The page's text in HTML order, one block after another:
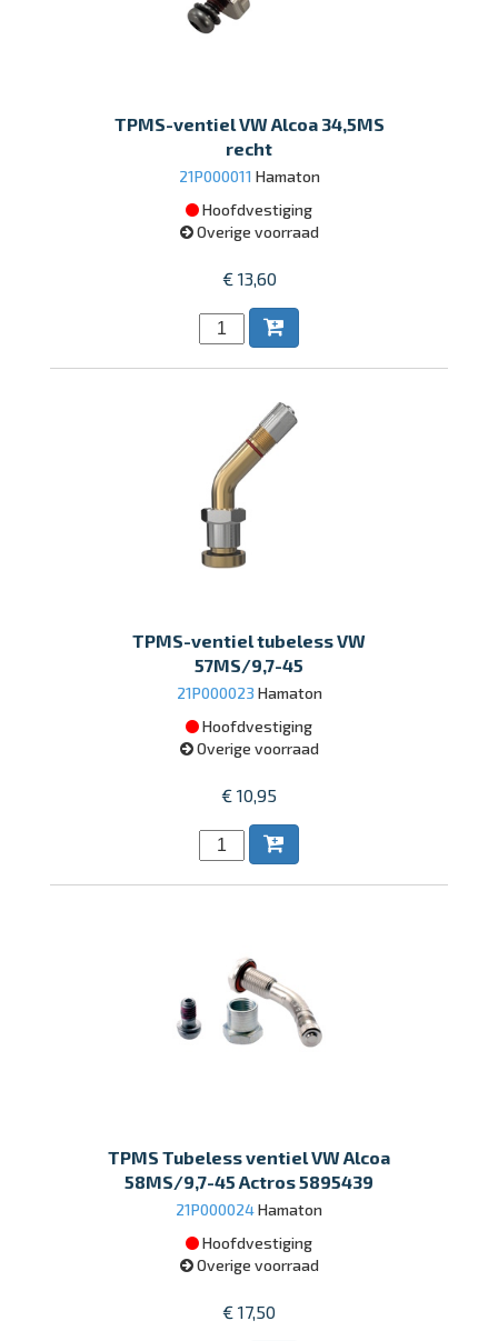
TPMS-ventiel VW Alcoa 34,5MS
recht
21P000011 Hamaton
Hoofdvestiging
Overige voorraad
€ 13,60
TPMS-ventiel tubeless VW
57MS/9,7-45
21P000023 Hamaton
Hoofdvestiging
Overige voorraad
€ 10,95
TPMS Tubeless ventiel VW Alcoa
58MS/9,7-45 Actros 5895439
21P000024Hamaton
Hoofdvestiging
Overige voorraad
€ 17,50